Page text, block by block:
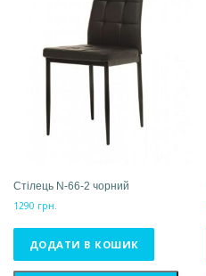
Стілець N-66-2 чорний
1290 грн.
ДОДАТИ В КОШИК